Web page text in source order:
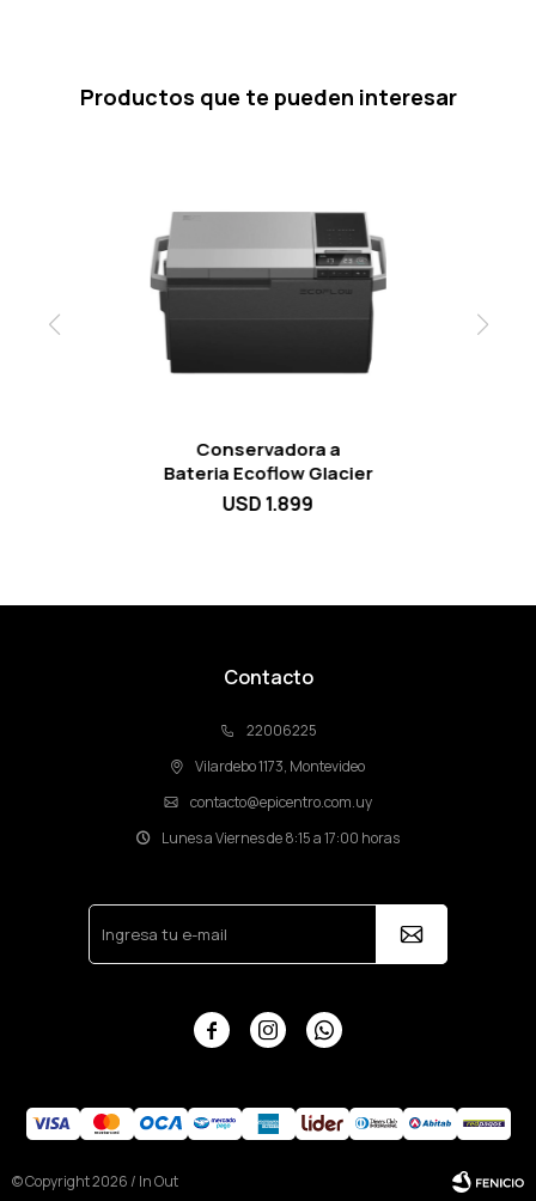
Productos que te pueden interesar
Conservadora a
Bateria Ecoflow Glacier
USD1.899
Contacto
22006225
Vilardebo 1173, Montevideo
contacto@epicentro.com.uy
Lunes a Viernes de 8:15 a 17:00 horas
  
© Copyright 2026 / In Out